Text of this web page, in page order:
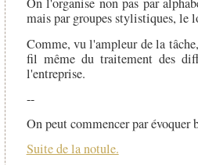
On l'organise non pas par
mais par groupes stylistiques, le
Comme, vu l'ampleur de la
fil même du traitement des
l'entreprise.
--
On peut commencer par
Suite de la notule.